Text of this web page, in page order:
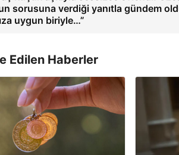
sorusuna verdiği yanıtla gündem
uygun biriyle…”
Edilen Haberler